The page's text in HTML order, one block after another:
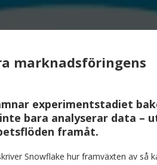
marknadsföringens
experimentstadiet
bara analyserar data –
framåt.
Snowflake hur framväxten av så